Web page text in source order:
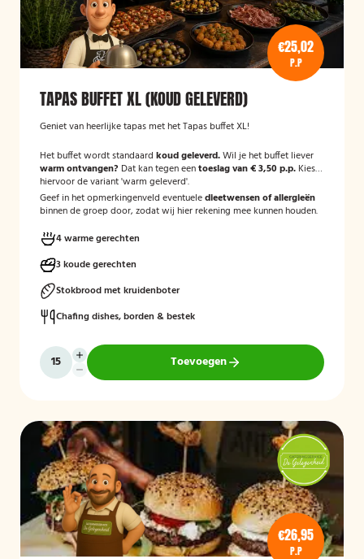
€25,02
P.P
TAPAS BUFFET XL (KOUD GELEVERD)
Geniet van heerlijke tapas met het Tapas buffet XL!
Het buffet wordt standaard koud geleverd.Wil je het buffet liever
warm ontvangen? Dat kan tegen eentoeslag van € 3,50 p.p. Kies
hiervoor de variant 'warm geleverd'.
Geef in het opmerkingenveld eventueledieetwensen of allergieën
binnen de groep door, zodat wij hier rekening mee kunnen houden.
4 warme gerechten
3 koude gerechten
Stokbrood met kruidenboter
Chafing dishes, borden & bestek
Toevoegen
€26,95
P.P